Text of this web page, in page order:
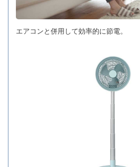
エアコンと併用して効率的に節電。